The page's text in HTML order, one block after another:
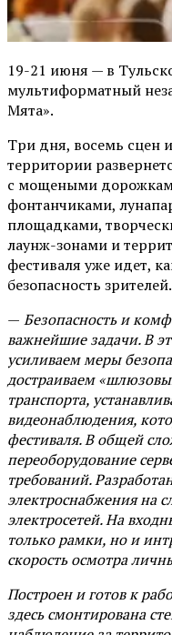
19-21 июня — в
мультиформатный
Мята».
Три дня, восемь сцен
территории
с мощеными
фонтанчиками,
площадками,
лаунж-зонами и
фестиваля уже идет,
безопасность зрителей.
— Безопасность и
важнейшие задачи. В
усиливаем меры
достраиваем
транспорта,
видеонаблюдения,
фестиваля. В общей
переоборудование
требований.
электроснабжения на
электросетей. На
только рамки, но и
скорость осмотра
Построен и готов к
здесь смонтирована